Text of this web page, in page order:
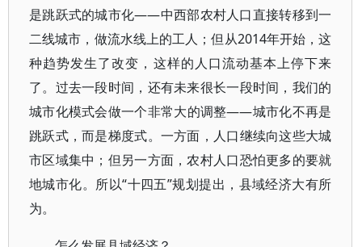
是跳跃式的城市化——中西部农村人口直接转移到一
二线城市，做流水线上的工人；但从2014年开始，这
种趋势发生了改变，这样的人口流动基本上停下来
了。过去一段时间，还有未来很长一段时间，我们的
城市化模式会做一个非常大的调整——城市化不再是
跳跃式，而是梯度式。一方面，人口继续向这些大城
市区域集中；但另一方面，农村人口恐怕更多的要就
地城市化。所以“十四五”规划提出，县域经济大有所
为。